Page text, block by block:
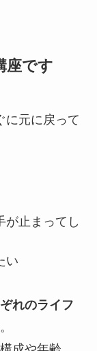
座です
に元に戻って
が止まってし
い
れのライフ